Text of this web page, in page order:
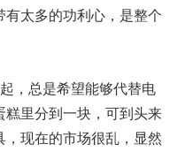
太多的功利心，是整个
，总是希望能够代替电
里分到一块，可到头来
现在的市场很乱，显然